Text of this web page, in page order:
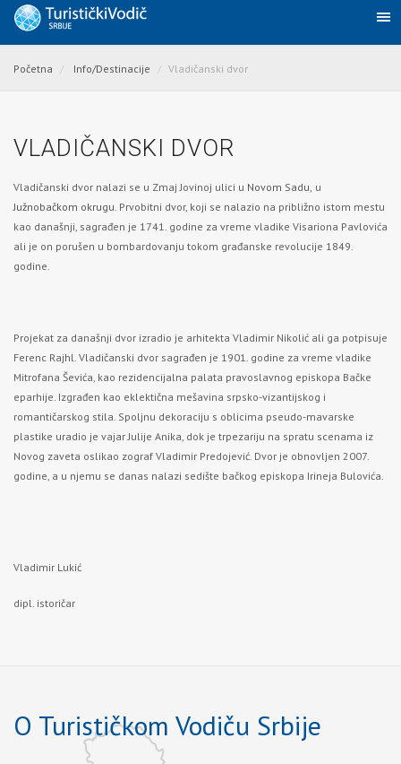
Početna Info/Destinacije Vladičanski dvor
VLADIČANSKI DVOR
Vladičanski dvor nalazi se u Zmaj Jovinoj ulici u Novom Sadu, u
Južnobačkom okrugu. Prvobitni dvor, koji se nalazio na približno istom mestu
kao današnji, sagrađen je 1741. godine za vreme vladike Visariona Pavlovića
ali je on porušen u bombardovanju tokom građanske revolucije 1849.
godine.
Projekat za današnji dvor izradio je arhitekta Vladimir Nikolić ali ga potpisuje
Ferenc Rajhl. Vladičanski dvor sagrađen je 1901. godine za vreme vladike
Mitrofana Ševića, kao rezidencijalna palata pravoslavnog episkopa Bačke
eparhije. Izgrađen kao eklektična mešavina srpsko-vizantijskog i
romantičarskog stila. Spoljnu dekoraciju s oblicima pseudo-mavarske
plastike uradio je vajar Julije Anika, dok je trpezariju na spratu scenama iz
Novog zaveta oslikao zograf Vladimir Predojević. Dvor je obnovljen 2007.
godine, a u njemu se danas nalazi sedište bačkog episkopa Irineja Bulovića.
Vladimir Lukić
dipl. istoričar
O Turističkom Vodiču Srbije